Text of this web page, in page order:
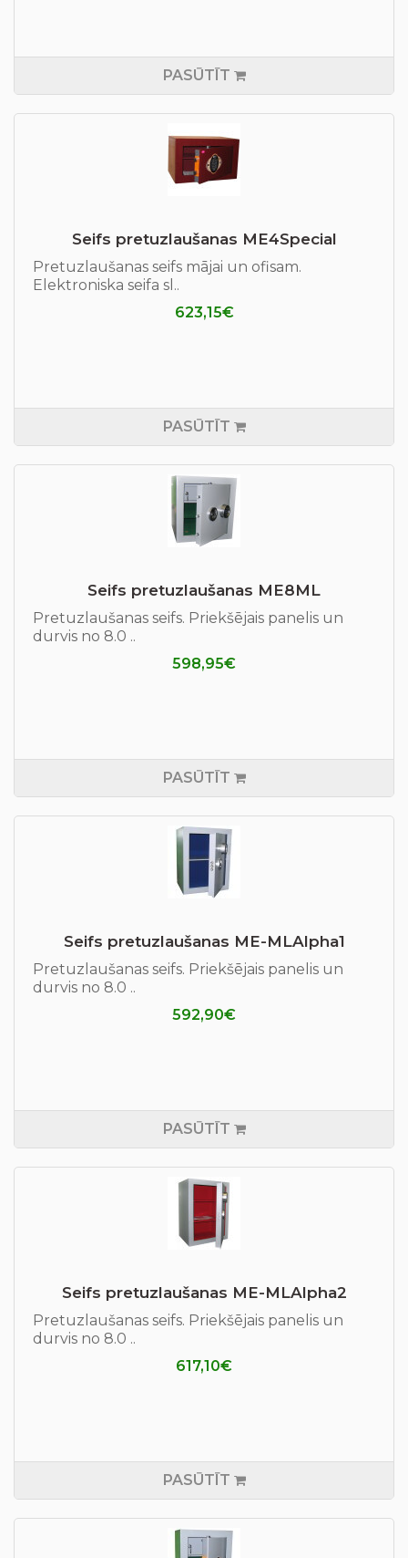
PASŪTĪT
Seifs pretuzlaušanas ME4Special
Pretuzlaušanas seifs mājai un ofisam.
Elektroniska seifa sl..
623,15€
PASŪTĪT
Seifs pretuzlaušanas ME8ML
Pretuzlaušanas seifs. Priekšējais panelis un
durvis no 8.0 ..
598,95€
PASŪTĪT
Seifs pretuzlaušanas ME-MLAlpha1
Pretuzlaušanas seifs. Priekšējais panelis un
durvis no 8.0 ..
592,90€
PASŪTĪT
Seifs pretuzlaušanas ME-MLAlpha2
Pretuzlaušanas seifs. Priekšējais panelis un
durvis no 8.0 ..
617,10€
PASŪTĪT